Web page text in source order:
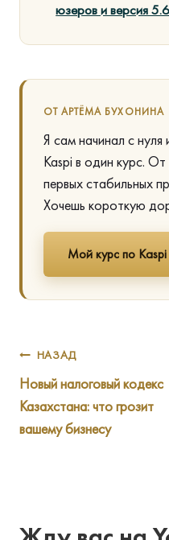
юзеров и версия 5.6
ОТ АРТЁМА БУХОНИНА
Я сам начинал с нуля
Kaspi в один курс.
первых стабильных
Хочешь короткую
Мой курс по
Навигация
по
записям
НАЗАД
Новый налоговый кодекс
Казахстана: что грозит
вашему бизнесу